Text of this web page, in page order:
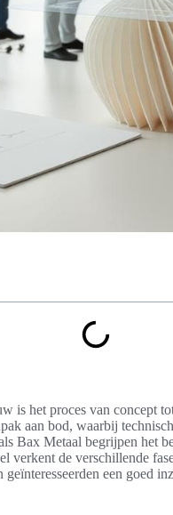
is het proces van concept
aan bod, waarbij
Bax Metaal begrijpen het
verkent de verschillende
geïnteresseerden een goed